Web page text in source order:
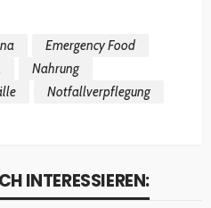
Emergency Food
Nahrung
Notfallverpflegung
INTERESSIEREN: